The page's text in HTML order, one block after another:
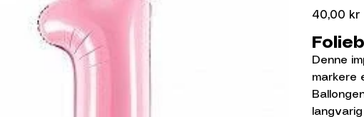
Pris
40,00 kr
Denne
markere